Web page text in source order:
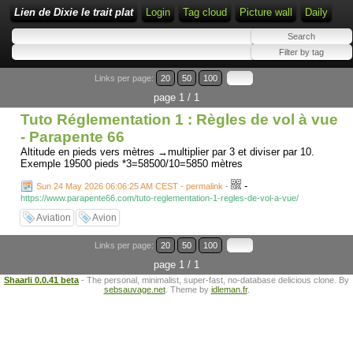
Lien de Dixie le trait plat Login Tag cloud Picture wall Daily
Links per page: 20 50 100
page 1 / 1
Tuto Réglementation 1 : Règles de vol à vue
- Parapente 66
Altitude en pieds vers mètres →multiplier par 3 et diviser par 10.
Exemple 19500 pieds *3=58500/10=5850 mètres
Sun 24 May 2026 06:06:25 AM CEST - permalink - -
https://www.parapente66.com/tuto-reglementation-1-regles-de-vol-a-vue/
Aviation Avion
Links per page: 20 50 100
page 1 / 1
Shaarli 0.0.41 beta - The personal, minimalist, super-fast, no-database delicious clone. By
sebsauvage.net. Theme by idleman.fr.